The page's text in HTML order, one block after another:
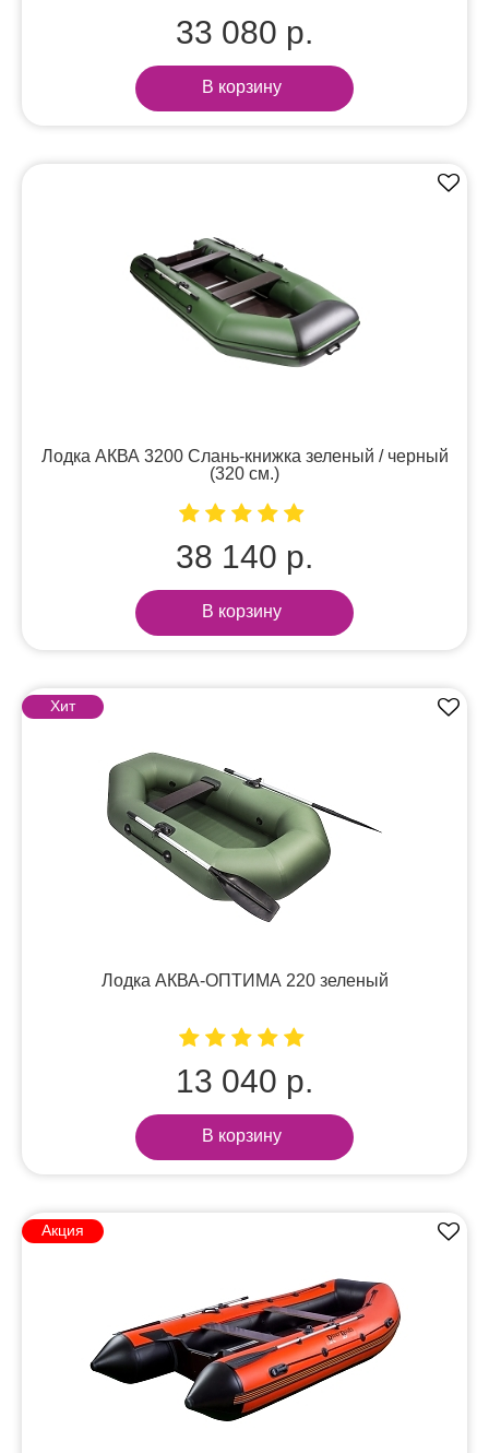
33 080 р.
В корзину
Лодка АКВА 3200 Слань-книжка зеленый / черный
(320 см.)
38 140 р.
В корзину
Хит
Лодка АКВА-ОПТИМА 220 зеленый
13 040 р.
В корзину
Акция